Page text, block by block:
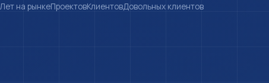
Лет на рынкеПроектовКлиентовДовольных клиентов